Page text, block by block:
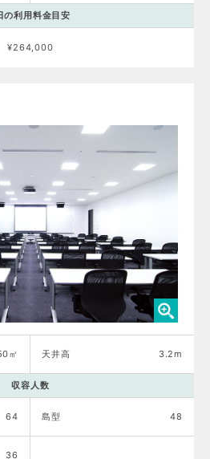
の利用料金目安
¥264,000
㎡ 天井高 3.2m
収容人数
64 島型 48
36